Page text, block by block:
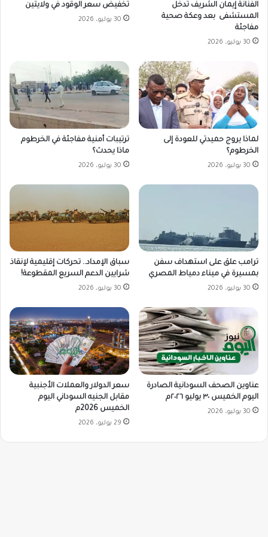
الفنانة إيمان الشريف تدخل
المستشفى بعد وعكة صحية
مفاجئة
30 يوليو، 2026
تخفيض سعر الوقود في ولايتين
30 يوليو، 2026
لماذا يروج حميدتي للعودة إلى
الخرطوم؟
30 يوليو، 2026
ترتيبات أمنية مفاجئة في الخرطوم
ماذا يحدث؟
30 يوليو، 2026
ترامب علق على استهداف سفن
بمسيرة في ميناء دمياط المصري
30 يوليو، 2026
سباق الإمداد.. تحركات إقليمية لإنقاذ
شرايين الدعم السريع المقطوعة!
30 يوليو، 2026
عناوين الصحف السودانية الصادرة
اليوم الخميس ٣٠ يوليو ٢٠٢٦م
30 يوليو، 2026
سعر الدولار والعملات الأجنبية
مقابل الجنيه السوداني اليوم
الخميس 2026م
29 يوليو، 2026